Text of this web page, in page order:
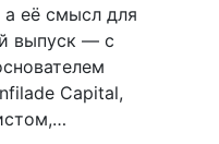
а её смысл для
выпуск — с
Capital,